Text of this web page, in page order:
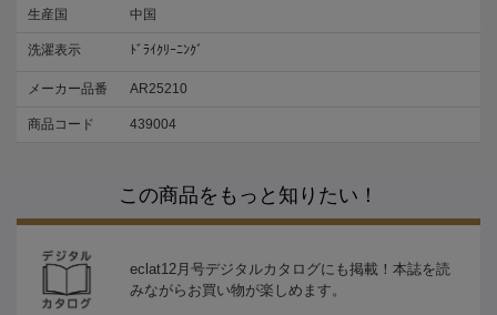
生産国 中国
洗濯表示 ﾄﾞﾗｲｸﾘｰﾆﾝｸﾞ
メーカー品番 AR25210
商品コード 439004
この商品をもっと知りたい！
eclat12月号デジタルカタログにも掲載！本誌を読
みながらお買い物が楽しめます。